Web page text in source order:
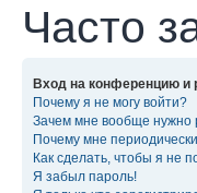
Часто
Вход на конференцию и
Почему я не могу войти?
Зачем мне вообще нужно
Почему мне
Как сделать, чтобы я не
Я забыл пароль!